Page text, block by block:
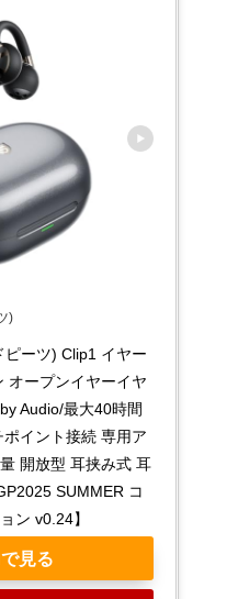
)
ピーツ) Clip1 イヤー
オープンイヤーイヤ
Audio/最大40時間
イント接続 専用ア
開放型 耳挟み式 耳
SUMMER コ
ン v0.24】
見る